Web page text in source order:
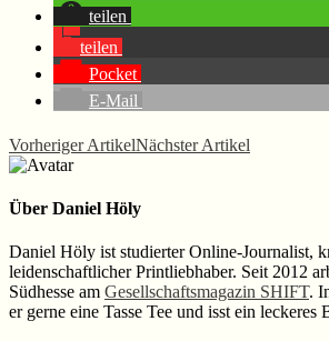
teilen
teilen
Pocket
E-Mail
Vorheriger ArtikelNächster Artikel
Über Daniel Höly
Daniel Höly ist studierter Online-Journalist,
leidenschaftlicher Printliebhaber. Seit 2012
Südhesse am Gesellschaftsmagazin SHIFT.
er gerne eine Tasse Tee und isst ein leckeres